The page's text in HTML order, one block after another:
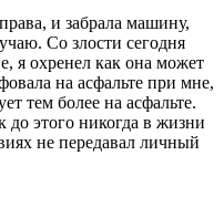
и забрала машину,
Со злости сегодня
я охренел как она может
на асфальте при мне,
тем более на асфальте.
этого никогда в жизни
не передавал личный